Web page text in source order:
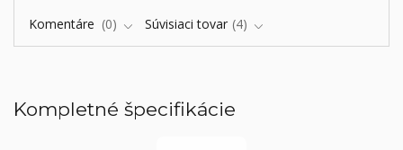
Komentáre 0 Súvisiaci tovar 4
Kompletné špecifikácie